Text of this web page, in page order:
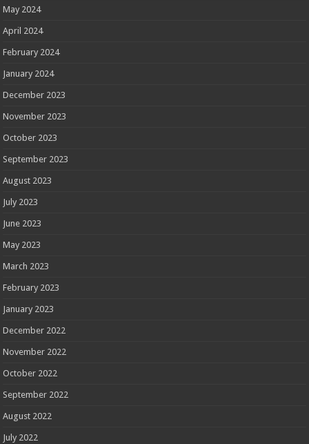
May 2024
April 2024
February 2024
January 2024
December 2023
November 2023
October 2023
September 2023
August 2023
July 2023
June 2023
May 2023
March 2023
February 2023
January 2023
December 2022
November 2022
October 2022
September 2022
August 2022
July 2022